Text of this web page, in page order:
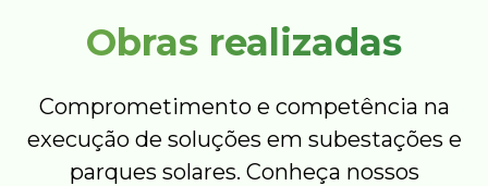
Obras realizadas
Comprometimento e competência na
execução de soluções em subestações e
parques solares. Conheça nossos